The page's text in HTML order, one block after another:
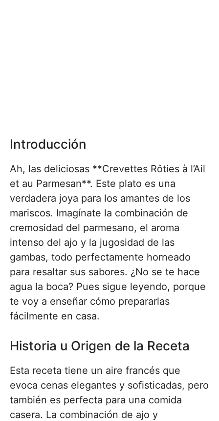
Introducción
Ah, las deliciosas **Crevettes Rôties à l’Ail
et au Parmesan**. Este plato es una
verdadera joya para los amantes de los
mariscos. Imagínate la combinación de
cremosidad del parmesano, el aroma
intenso del ajo y la jugosidad de las
gambas, todo perfectamente horneado
para resaltar sus sabores. ¿No se te hace
agua la boca? Pues sigue leyendo, porque
te voy a enseñar cómo prepararlas
fácilmente en casa.
Historia u Origen de la Receta
Esta receta tiene un aire francés que
evoca cenas elegantes y sofisticadas, pero
también es perfecta para una comida
casera. La combinación de ajo y